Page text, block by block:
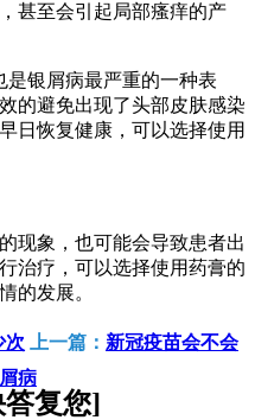
甚至会引起局部瘙痒的产
是银屑病最严重的一种表
的避免出现了头部皮肤感染
日恢复健康，可以选择使用
现象，也可能会导致患者出
治疗，可以选择使用药膏的
的发展。
次 上一篇： 新冠疫苗会不会
病
复您]